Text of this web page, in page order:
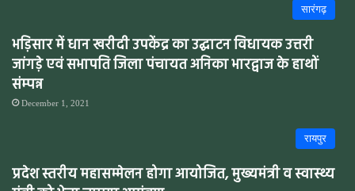
सारंगढ़
भड़िसार में धान खरीदी उपकेंद्र का उद्घाटन विधायक उत्तरी
जांगड़े एवं सभापति जिला पंचायत अनिका भारद्वाज के हाथों
संम्पन्न
December 1, 2021
रायपुर
प्रदेश स्तरीय महासम्मेलन होगा आयोजित, मुख्यमंत्री व स्वास्थ्य